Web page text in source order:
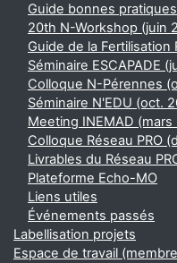
Guide bonnes
20th N-Workshop (juin
Guide de la Fertilisation
Séminaire ESCAPADE
Colloque N-Pérennes
Séminaire N'EDU (oct.
Meeting INEMAD (mars
Colloque Réseau PRO
Livrables du Réseau
Plateforme Echo-MO
Liens utiles
Événements passés
Labellisation projets
Espace de travail